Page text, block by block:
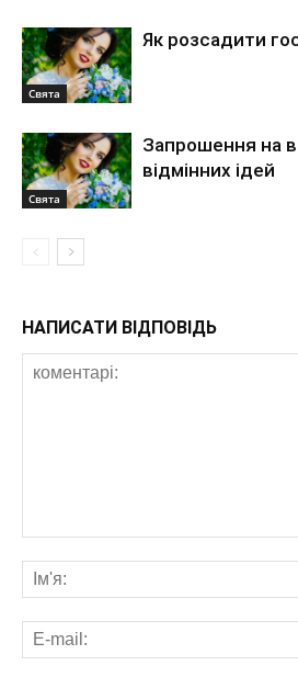
Свята
Як розсадити
Свята
Запрошення на
відмінних ідей
НАПИСАТИ ВІДПОВІДЬ